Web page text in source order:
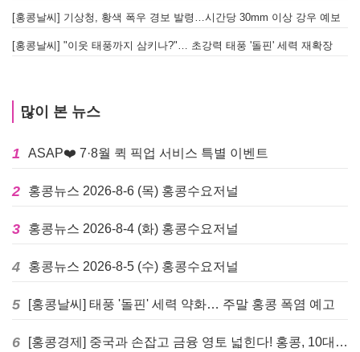
[홍콩날씨] 기상청, 황색 폭우 경보 발령…시간당 30mm 이상 강우 예보
[홍콩날씨] "이웃 태풍까지 삼키나?"… 초강력 태풍 '돌핀' 세력 재확장
많이 본 뉴스
1 ASAP❤️ 7·8월 퀵 픽업 서비스 특별 이벤트
2 홍콩뉴스 2026-8-6 (목) 홍콩수요저널
3 홍콩뉴스 2026-8-4 (화) 홍콩수요저널
4 홍콩뉴스 2026-8-5 (수) 홍콩수요저널
5 [홍콩날씨] 태풍 '돌핀' 세력 약화… 주말 홍콩 폭염 예고
6 [홍콩경제] 중국과 손잡고 금융 영토 넓힌다! 홍콩, 10대 신규 정책 발표